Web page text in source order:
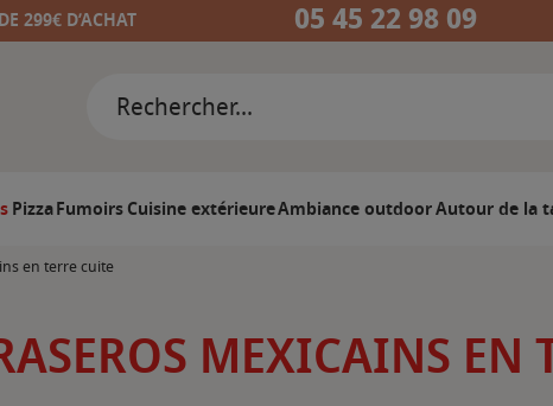
299€ D’ACHAT 05 45 22 98 09
PizzaFumoirsCuisine extérieureAmbiance outdoorAutour de la
en terre cuite
MEXICAINS EN